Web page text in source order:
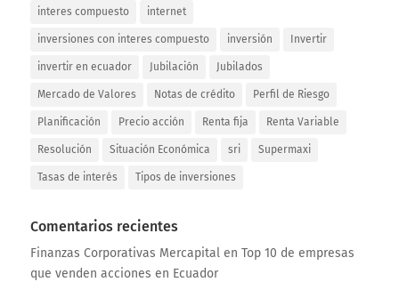
interes compuesto internet
inversiones con interes compuesto inversión Invertir
invertir en ecuador Jubilación Jubilados
Mercado de Valores Notas de crédito Perfil de Riesgo
Planificación Precio acción Renta fija Renta Variable
Resolución Situación Económica sri Supermaxi
Tasas de interés Tipos de inversiones
Comentarios recientes
Finanzas Corporativas Mercapitalen Top 10 de empresas
que venden acciones en Ecuador